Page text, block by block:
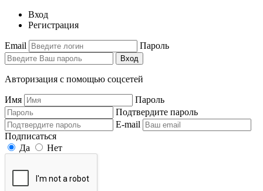
Вход
Регистрация
Email Пароль
Вход
Авторизация с помощью соцсетей
Имя
Пароль
Подтвердите пароль
E-mail
Подписаться
Да
Нет